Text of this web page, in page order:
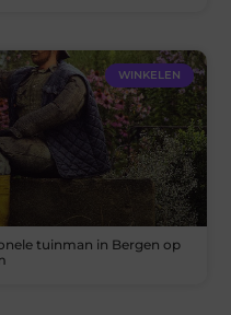
WINKELEN
tuinman in Bergen op